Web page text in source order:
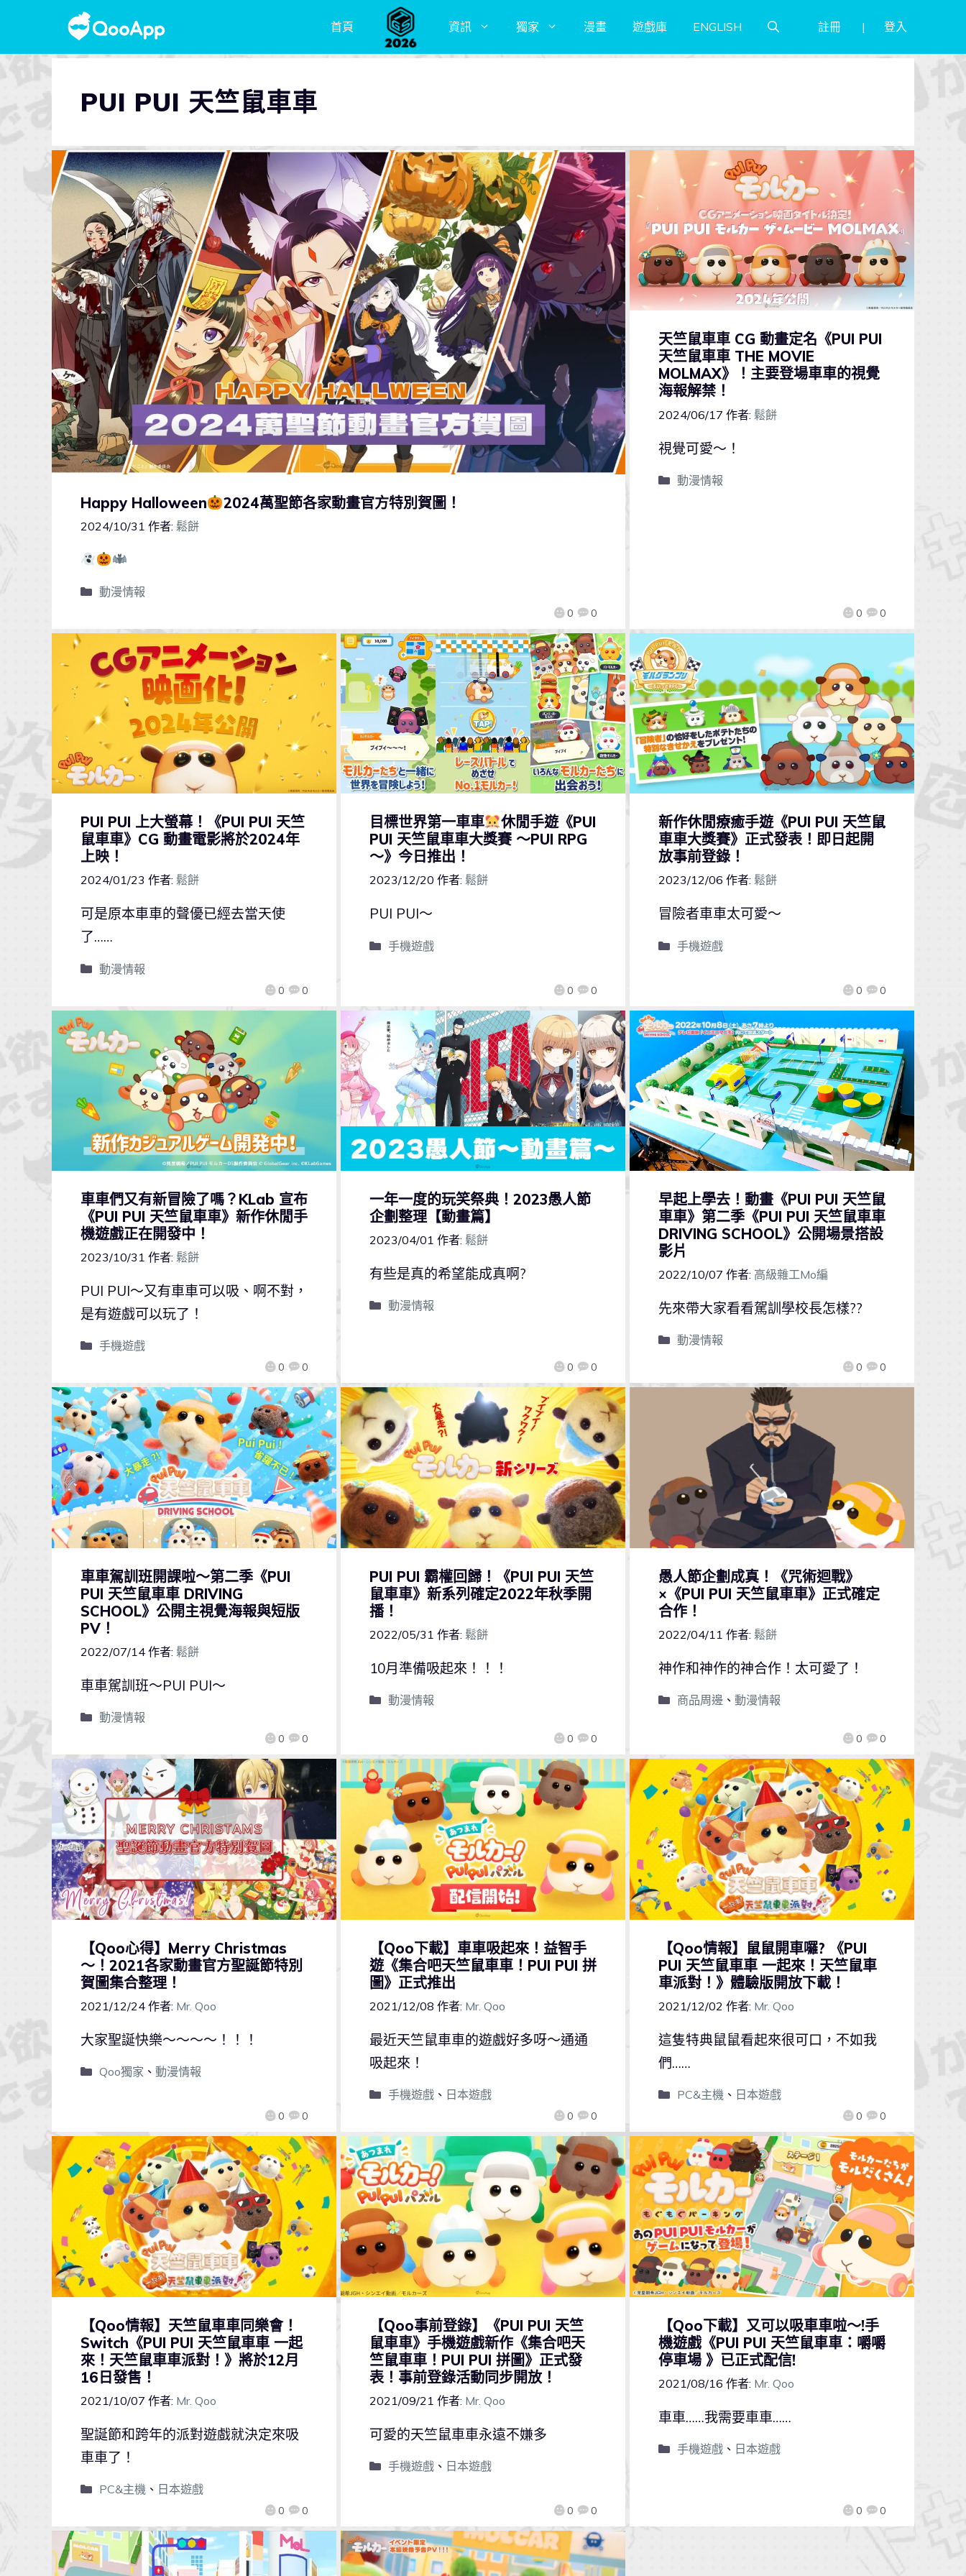
首頁 資訊 獨家 漫畫 遊戲庫 ENGLISH 註冊 登入
PUI PUI 天竺鼠車車
Happy Halloween 2024萬聖節各家動畫官方特別賀圖！
2024/10/31 作者: 鬆餅
0 0
動漫情報
天竺鼠車車 CG 動畫定名《PUI PUI
天竺鼠車車 THE MOVIE
MOLMAX》！主要登場車車的視覺
海報解禁！
2024/06/17 作者: 鬆餅
0 0
視覺可愛～！
動漫情報
PUI PUI 上大螢幕！《PUI PUI 天竺
鼠車車》CG 動畫電影將於2024年
上映！
2024/01/23 作者: 鬆餅
0 0
可是原本車車的聲優已經去當天使
了……
動漫情報
目標世界第一車車
休閒手遊《PUI
PUI 天竺鼠車車大獎賽 ～PUI RPG
～》今日推出！
2023/12/20 作者: 鬆餅
0 0
PUI PUI～
手機遊戲
新作休閒療癒手遊《PUI PUI 天竺鼠
車車大獎賽》正式發表！即日起開
放事前登錄！
2023/12/06 作者: 鬆餅
0 0
冒險者車車太可愛～
手機遊戲
車車們又有新冒險了嗎？KLab 宣布
《PUI PUI 天竺鼠車車》新作休閒手
機遊戲正在開發中！
2023/10/31 作者: 鬆餅
0 0
PUI PUI～又有車車可以吸、啊不對，
是有遊戲可以玩了！
手機遊戲
一年一度的玩笑祭典！2023愚人節
企劃整理【動畫篇】
2023/04/01 作者: 鬆餅
0 0
有些是真的希望能成真啊?
動漫情報
早起上學去！動畫《PUI PUI 天竺鼠
車車》第二季《PUI PUI 天竺鼠車車
DRIVING SCHOOL》公開場景搭設
影片
2022/10/07 作者: 高級雜工Mo編
0 0
先來帶大家看看駕訓學校長怎樣??
動漫情報
車車駕訓班開課啦～第二季《PUI
PUI 天竺鼠車車 DRIVING
SCHOOL》公開主視覺海報與短版
PV！
2022/07/14 作者: 鬆餅
0 0
車車駕訓班～PUI PUI～
動漫情報
PUI PUI 霸權回歸！《PUI PUI 天竺
鼠車車》新系列確定2022年秋季開
播！
2022/05/31 作者: 鬆餅
0 0
10月準備吸起來！！！
動漫情報
愚人節企劃成真！《咒術迴戰》
×《PUI PUI 天竺鼠車車》正式確定
合作！
2022/04/11 作者: 鬆餅
0 0
神作和神作的神合作！太可愛了！
商品周邊 、 動漫情報
【Qoo心得】Merry Christmas
～！2021各家動畫官方聖誕節特別
賀圖集合整理！
2021/12/24 作者: Mr. Qoo
0 0
大家聖誕快樂～～～～！！！
Qoo獨家 、 動漫情報
【Qoo下載】車車吸起來！益智手
遊《集合吧天竺鼠車車！PUI PUI 拼
圖》正式推出
2021/12/08 作者: Mr. Qoo
0 0
最近天竺鼠車車的遊戲好多呀～通通
吸起來！
手機遊戲、 日本遊戲
【Qoo情報】鼠鼠開車囉? 《PUI
PUI 天竺鼠車車 一起來！天竺鼠車
車派對！》體驗版開放下載！
2021/12/02 作者: Mr. Qoo
0 0
這隻特典鼠鼠看起來很可口，不如我
們……
PC&主機、 日本遊戲
【Qoo情報】天竺鼠車車同樂會！
Switch《PUI PUI 天竺鼠車車 一起
來！天竺鼠車車派對！》將於12月
16日發售！
2021/10/07 作者: Mr. Qoo
0 0
聖誕節和跨年的派對遊戲就決定來吸
車車了！
PC&主機、 日本遊戲
【Qoo事前登錄】《PUI PUI 天竺
鼠車車》手機遊戲新作《集合吧天
竺鼠車車！PUI PUI 拼圖》正式發
表！事前登錄活動同步開放！
2021/09/21 作者: Mr. Qoo
0 0
可愛的天竺鼠車車永遠不嫌多
手機遊戲、 日本遊戲
【Qoo下載】又可以吸車車啦～!手
機遊戲《PUI PUI 天竺鼠車車：嚼嚼
停車場 》已正式配信!
2021/08/16 作者: Mr. Qoo
0 0
車車……我需要車車……
手機遊戲、 日本遊戲